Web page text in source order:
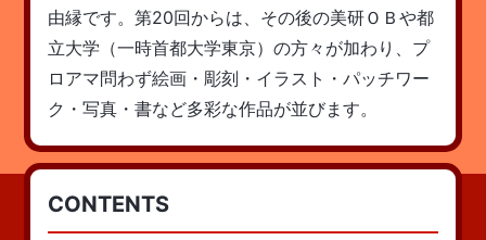
由縁です。第20回からは、その後の美研ＯＢや都
立大学（一時首都大学東京）の方々が加わり、プ
ロアマ問わず絵画・彫刻・イラスト・パッチワー
ク・写真・書など多彩な作品が並びます。
CONTENTS